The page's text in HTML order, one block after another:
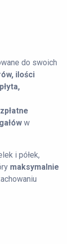
do swoich
ilości
w
i półek,
maksymalnie